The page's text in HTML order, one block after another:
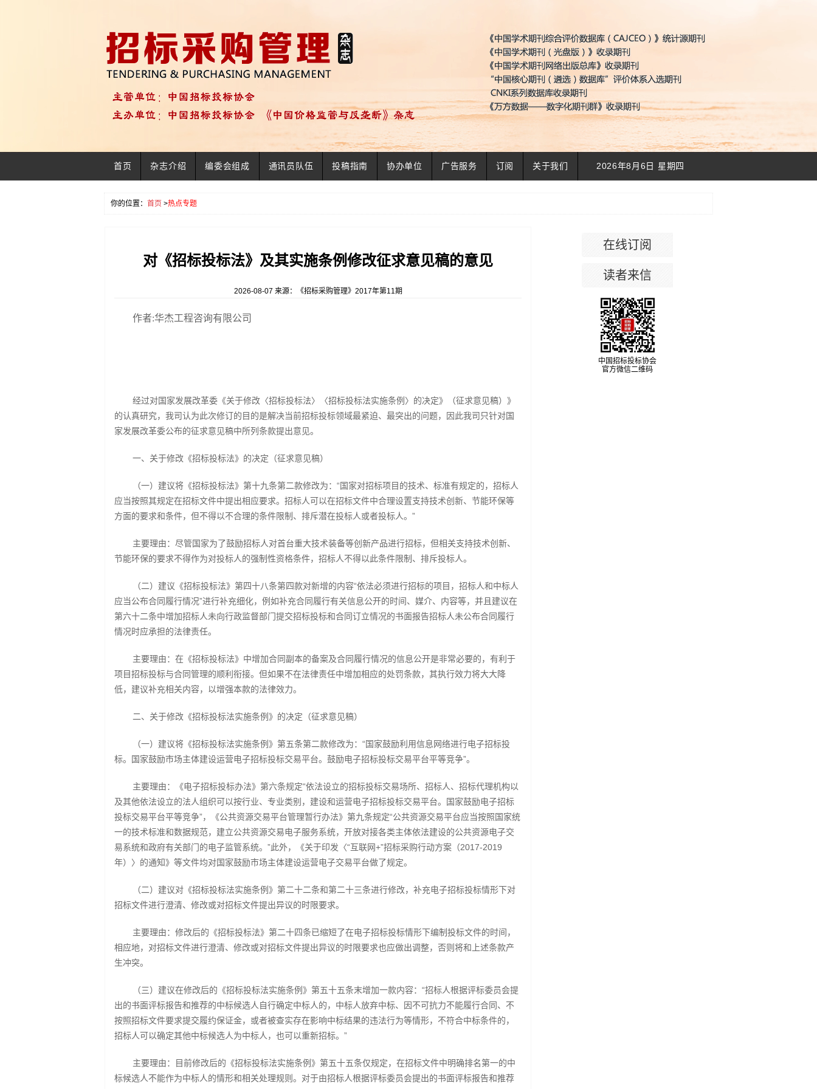
首页 杂志介绍 编委会组成 通讯员队伍 投稿指南 协办单位 广告服务 订阅 关于我们 2026年8月6日 星期四
你的位置： 首页 >热点专题
对《招标投标法》及其实施条例修改征求意见稿的意见
2026-08-07 来源：《招标采购管理》2017年第11期
作者:华杰工程咨询有限公司
经过对国家发展改革委《关于修改〈招标投标法〉〈招标投标法实施条例〉的决定》（征求意见稿）》
的认真研究，我司认为此次修订的目的是解决当前招标投标领域最紧迫、最突出的问题，因此我司只针对国
家发展改革委公布的征求意见稿中所列条款提出意见。
一、关于修改《招标投标法》的决定（征求意见稿）
（一）建议将《招标投标法》第十九条第二款修改为：“国家对招标项目的技术、标准有规定的，招标人
应当按照其规定在招标文件中提出相应要求。招标人可以在招标文件中合理设置支持技术创新、节能环保等
方面的要求和条件，但不得以不合理的条件限制、排斥潜在投标人或者投标人。”
主要理由：尽管国家为了鼓励招标人对首台重大技术装备等创新产品进行招标，但相关支持技术创新、
节能环保的要求不得作为对投标人的强制性资格条件，招标人不得以此条件限制、排斥投标人。
（二）建议《招标投标法》第四十八条第四款对新增的内容“依法必须进行招标的项目，招标人和中标人
应当公布合同履行情况”进行补充细化，例如补充合同履行有关信息公开的时间、媒介、内容等，并且建议在
第六十二条中增加招标人未向行政监督部门提交招标投标和合同订立情况的书面报告招标人未公布合同履行
情况时应承担的法律责任。
主要理由：在《招标投标法》中增加合同副本的备案及合同履行情况的信息公开是非常必要的，有利于
项目招标投标与合同管理的顺利衔接。但如果不在法律责任中增加相应的处罚条款，其执行效力将大大降
低，建议补充相关内容，以增强本款的法律效力。
二、关于修改《招标投标法实施条例》的决定（征求意见稿）
（一）建议将《招标投标法实施条例》第五条第二款修改为：“国家鼓励利用信息网络进行电子招标投
标。国家鼓励市场主体建设运营电子招标投标交易平台。鼓励电子招标投标交易平台平等竞争”。
主要理由：《电子招标投标办法》第六条规定“依法设立的招标投标交易场所、招标人、招标代理机构以
及其他依法设立的法人组织可以按行业、专业类别，建设和运营电子招标投标交易平台。国家鼓励电子招标
投标交易平台平等竞争”，《公共资源交易平台管理暂行办法》第九条规定“公共资源交易平台应当按照国家统
一的技术标准和数据规范，建立公共资源交易电子服务系统，开放对接各类主体依法建设的公共资源电子交
易系统和政府有关部门的电子监管系统。”此外，《关于印发〈“互联网+”招标采购行动方案（2017-2019
年）〉的通知》等文件均对国家鼓励市场主体建设运营电子交易平台做了规定。
（二）建议对《招标投标法实施条例》第二十二条和第二十三条进行修改，补充电子招标投标情形下对
招标文件进行澄清、修改或对招标文件提出异议的时限要求。
主要理由：修改后的《招标投标法》第二十四条已缩短了在电子招标投标情形下编制投标文件的时间，
相应地，对招标文件进行澄清、修改或对招标文件提出异议的时限要求也应做出调整，否则将和上述条款产
生冲突。
（三）建议在修改后的《招标投标法实施条例》第五十五条末增加一款内容：“招标人根据评标委员会提
出的书面评标报告和推荐的中标候选人自行确定中标人的，中标人放弃中标、因不可抗力不能履行合同、不
按照招标文件要求提交履约保证金，或者被查实存在影响中标结果的违法行为等情形，不符合中标条件的，
招标人可以确定其他中标候选人为中标人，也可以重新招标。”
主要理由：目前修改后的《招标投标法实施条例》第五十五条仅规定，在招标文件中明确排名第一的中
标候选人不能作为中标人的情形和相关处理规则。对于由招标人根据评标委员会提出的书面评标报告和推荐
在线订阅
读者来信
中国招标投标协会
官方微信二维码